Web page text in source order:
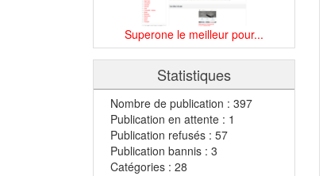
Superone le meilleur pour...
Statistiques
Nombre de publication : 397
Publication en attente : 1
Publication refusés : 57
Publication bannis : 3
Catégories : 28